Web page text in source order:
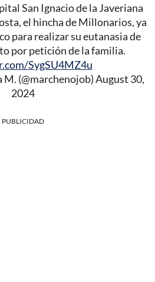
San Ignacio de la Javeriana
el hincha de Millonarios, ya
para realizar su eutanasia de
por petición de la familia.
SygSU4MZ4u
(@marchenojob)August 30,
2024
PUBLICIDAD